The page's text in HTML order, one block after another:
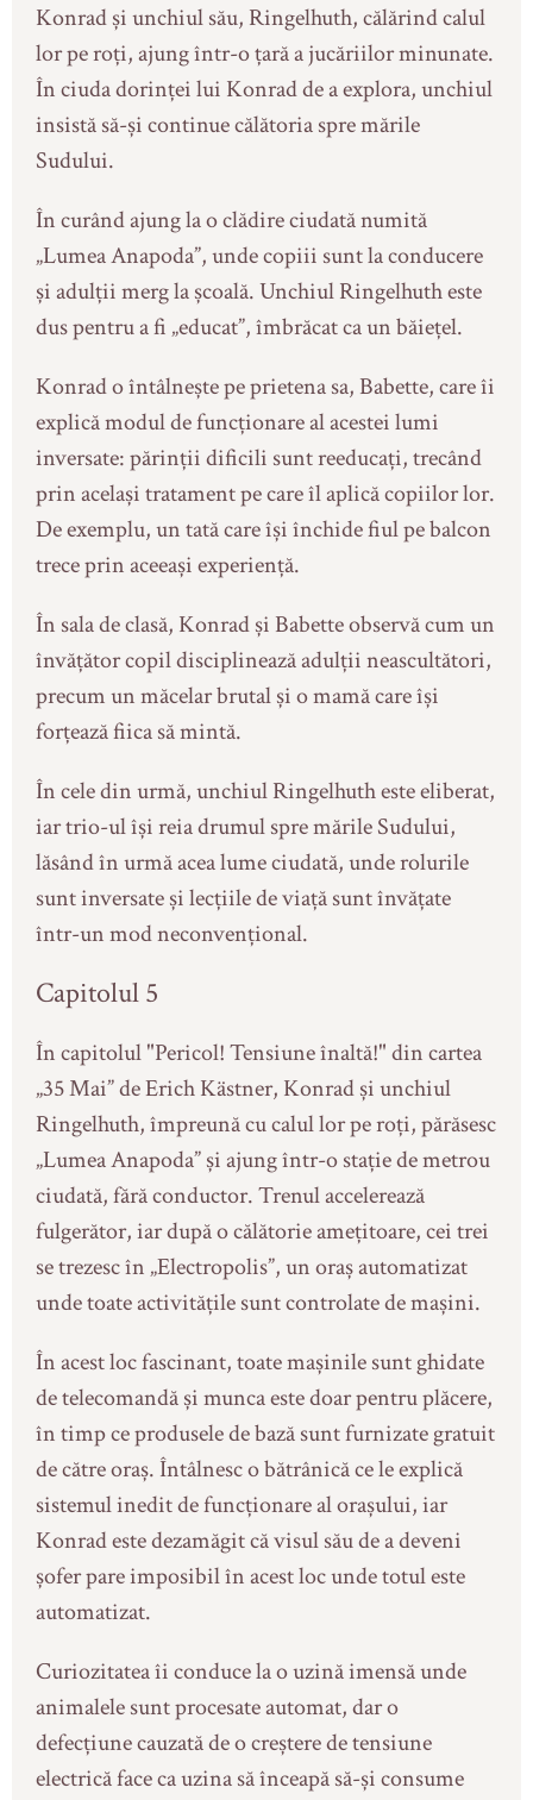
Konrad și unchiul său, Ringelhuth, călărind calul
lor pe roți, ajung într-o țară a jucăriilor minunate.
În ciuda dorinței lui Konrad de a explora, unchiul
insistă să-și continue călătoria spre mările
Sudului.
În curând ajung la o clădire ciudată numită
„Lumea Anapoda”, unde copiii sunt la conducere
și adulții merg la școală. Unchiul Ringelhuth este
dus pentru a fi „educat”, îmbrăcat ca un băiețel.
Konrad o întâlnește pe prietena sa, Babette, care îi
explică modul de funcționare al acestei lumi
inversate: părinții dificili sunt reeducați, trecând
prin același tratament pe care îl aplică copiilor lor.
De exemplu, un tată care își închide fiul pe balcon
trece prin aceeași experiență.
În sala de clasă, Konrad și Babette observă cum un
învățător copil disciplinează adulții neascultători,
precum un măcelar brutal și o mamă care își
forțează fiica să mintă.
În cele din urmă, unchiul Ringelhuth este eliberat,
iar trio-ul își reia drumul spre mările Sudului,
lăsând în urmă acea lume ciudată, unde rolurile
sunt inversate și lecțiile de viață sunt învățate
într-un mod neconvențional.
Capitolul 5
În capitolul "Pericol! Tensiune înaltă!" din cartea
„35 Mai” de Erich Kästner, Konrad și unchiul
Ringelhuth, împreună cu calul lor pe roți, părăsesc
„Lumea Anapoda” și ajung într-o stație de metrou
ciudată, fără conductor. Trenul accelerează
fulgerător, iar după o călătorie amețitoare, cei trei
se trezesc în „Electropolis”, un oraș automatizat
unde toate activitățile sunt controlate de mașini.
În acest loc fascinant, toate mașinile sunt ghidate
de telecomandă și munca este doar pentru plăcere,
în timp ce produsele de bază sunt furnizate gratuit
de către oraș. Întâlnesc o bătrânică ce le explică
sistemul inedit de funcționare al orașului, iar
Konrad este dezamăgit că visul său de a deveni
șofer pare imposibil în acest loc unde totul este
automatizat.
Curiozitatea îi conduce la o uzină imensă unde
animalele sunt procesate automat, dar o
defecțiune cauzată de o creștere de tensiune
electrică face ca uzina să înceapă să-și consume